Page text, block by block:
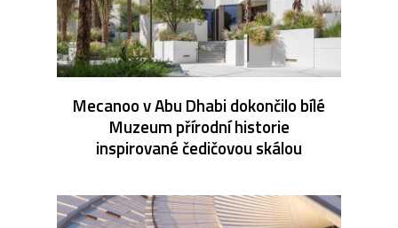
Mecanoo v Abu Dhabi dokončilo bílé
Muzeum přírodní historie
inspirované čedičovou skálou